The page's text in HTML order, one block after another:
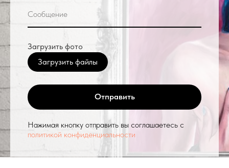
Загрузить фото
Загрузить файлы
Отправить
Нажимая кнопку отправить вы соглашаетесь с
политикой конфиденциальности